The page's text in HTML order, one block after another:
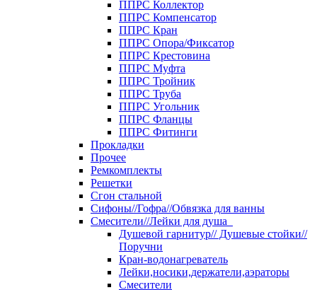
ППРС Коллектор
ППРС Компенсатор
ППРС Кран
ППРС Опора/Фиксатор
ППРС Крестовина
ППРС Муфта
ППРС Тройник
ППРС Труба
ППРС Угольник
ППРС Фланцы
ППРС Фитинги
Прокладки
Прочее
Ремкомплекты
Решетки
Сгон стальной
Сифоны//Гофра//Обвязка для ванны
Смесители//Лейки для душа
Душевой гарнитур// Душевые стойки//
Поручни
Кран-водонагреватель
Лейки,носики,держатели,аэраторы
Смесители